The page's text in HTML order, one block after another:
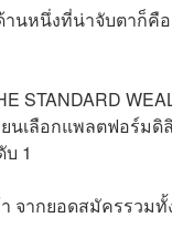
านหนึ่งที่น่าจับตาก็คื
STANDARD
นเลือกแพลตฟอร์มดิ
1
จากยอดสมัครรวมทั้